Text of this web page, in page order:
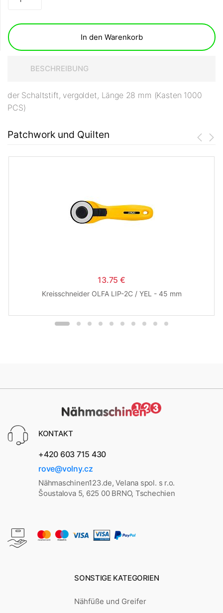
In den Warenkorb
BESCHREIBUNG
der Schaltstift, vergoldet, Länge 28 mm (Kasten 1000
PCS)
Patchwork und Quilten
13.75 €
Kreisschneider OLFA LIP-2C / YEL - 45 mm
KONTAKT
+420 603 715 430
rove@volny.cz
Nähmaschinen123.de, Velana spol. s r.o.
Šoustalova 5, 625 00 BRNO, Tschechien
SONSTIGE KATEGORIEN
Nähfüße und Greifer